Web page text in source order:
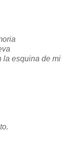
la esquina de mi